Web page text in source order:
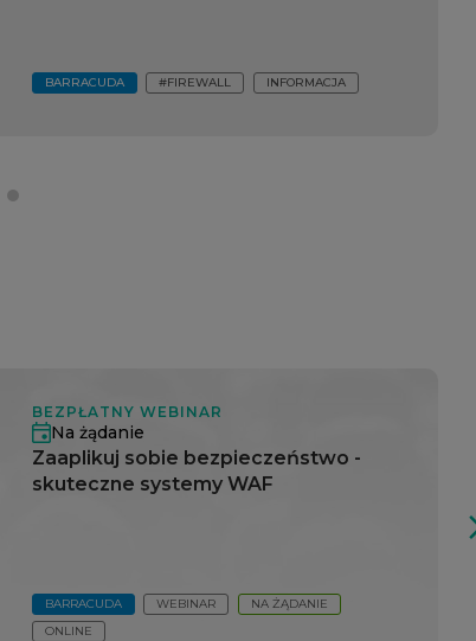
BARRACUDA #FIREWALL INFORMACJA
BEZPŁATNY WEBINAR
Na żądanie
Zaaplikuj sobie bezpieczeństwo -
skuteczne systemy WAF
BARRACUDA WEBINAR
NA ŻĄDANIE
ONLINE